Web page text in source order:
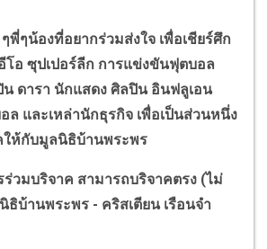
ๆน้องที่อยากร่วมส่งใจ เพื่อเชียร์ศึก
โอ ซุปเปอร์ลีก การแข่งขันฟุตบอล
ดารา นักแสดง ศิลปิน อินฟลูเอน
ล และเหล่านักธุรกิจ เพื่อเป็นส่วนหนึ่ง
ให้กับมูลนิธิบ้านพระพร
วมบริจาค สามารถบริจาคตรง (ไม่
บ้านพระพร - คริสเตียน เรือนจำ